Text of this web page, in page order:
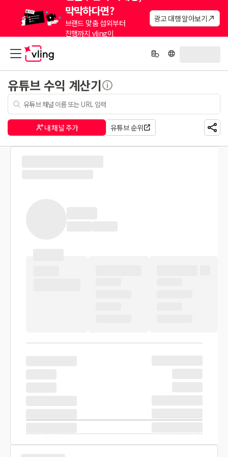
막막하다면?
브랜드 맞춤 섭외부터
진행까지 vling이
광고 대행 알아보기
유튜브 수익 계산기
내 채널 추가 유튜브 순위